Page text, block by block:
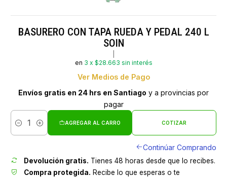
BASURERO CON TAPA RUEDA Y PEDAL 240 L
SOIN
en 3 x $28.663 sin interés
Ver Medios de Pago
Envíos gratis en 24 hrs en Santiago y a provincias por
pagar
Cantidad
AGREGAR AL CARRO COTIZAR
Continúar Comprando
Devolución gratis. Tienes 48 horas desde que lo recibes.
Compra protegida. Recibe lo que esperas o te